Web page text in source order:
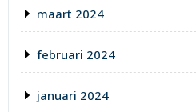
maart 2024
februari 2024
januari 2024